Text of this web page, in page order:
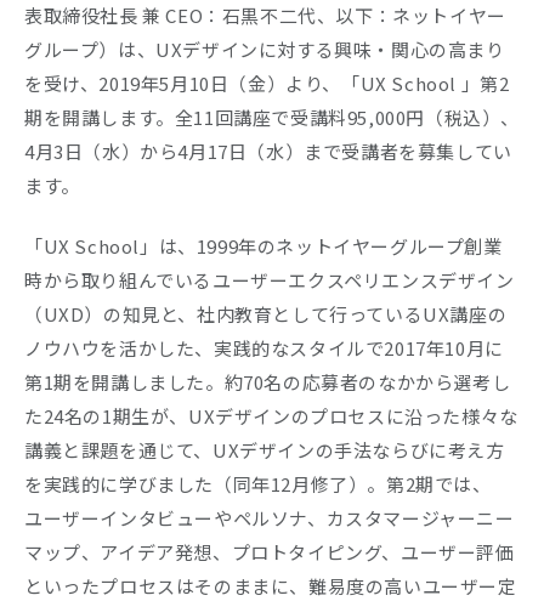
表取締役社長 兼 CEO：石黒不二代、以下：ネットイヤー
グループ）は、UXデザインに対する興味・関心の高まり
を受け、2019年5月10日（金）より、「UX School 」第2
期を開講します。全11回講座で受講料95,000円（税込）、
4月3日（水）から4月17日（水）まで受講者を募集してい
ます。
「UX School」は、1999年のネットイヤーグループ創業
時から取り組んでいるユーザーエクスペリエンスデザイン
（UXD）の知見と、社内教育として行っているUX講座の
ノウハウを活かした、実践的なスタイルで2017年10月に
第1期を開講しました。約70名の応募者のなかから選考し
た24名の1期生が、UXデザインのプロセスに沿った様々な
講義と課題を通じて、UXデザインの手法ならびに考え方
を実践的に学びました（同年12月修了）。第2期では、
ユーザーインタビューやペルソナ、カスタマージャーニー
マップ、アイデア発想、プロトタイピング、ユーザー評価
といったプロセスはそのままに、難易度の高いユーザー定